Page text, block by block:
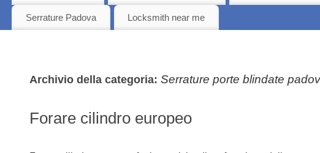
Serrature Padova Locksmith near me
Archivio della categoria: Serrature porte blindate
Forare cilindro europeo